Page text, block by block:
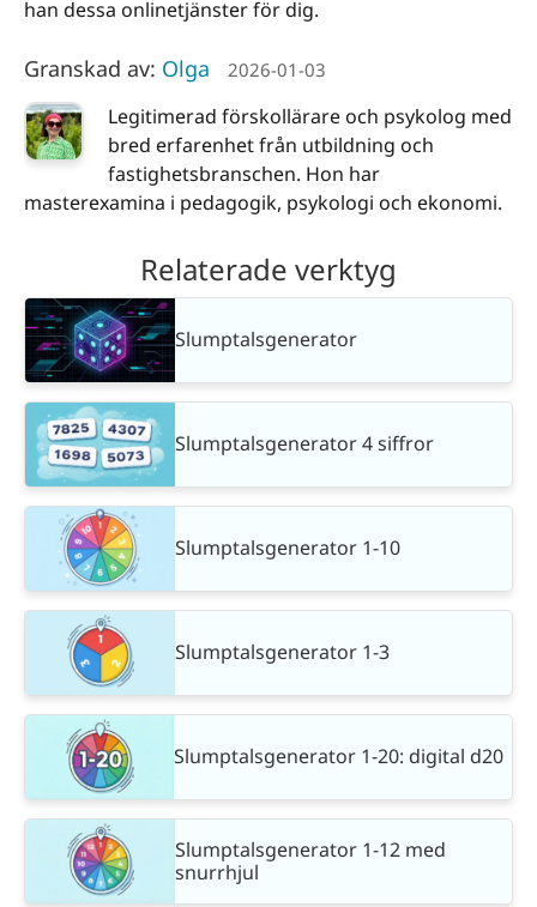
han dessa onlinetjänster för dig.
Granskad av: Olga 2026-01-03
Legitimerad förskollärare och psykolog med
bred erfarenhet från utbildning och
fastighetsbranschen. Hon har
masterexamina i pedagogik, psykologi och ekonomi.
Relaterade verktyg
Slumptalsgenerator
Slumptalsgenerator 4 siffror
Slumptalsgenerator 1-10
Slumptalsgenerator 1-3
Slumptalsgenerator 1-20: digital d20
Slumptalsgenerator 1-12 med
snurrhjul